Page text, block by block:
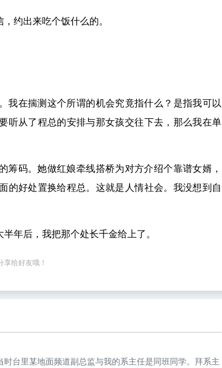
约出来吃个饭什么的。
我在揣测这个所谓的机会究竟指什么？是指我可以
听从了程总的安排与那女孩交往下去，那么我在单
筹码。她做红娘牵线搭桥为对方介绍个靠谱女婿，
的好处置换给程总。这就是人情社会。我没想到自
年后，我把那个处长千金给上了。
享给好友哦！
台里某地面频道副总监与我的系主任是同班同学。拜系主